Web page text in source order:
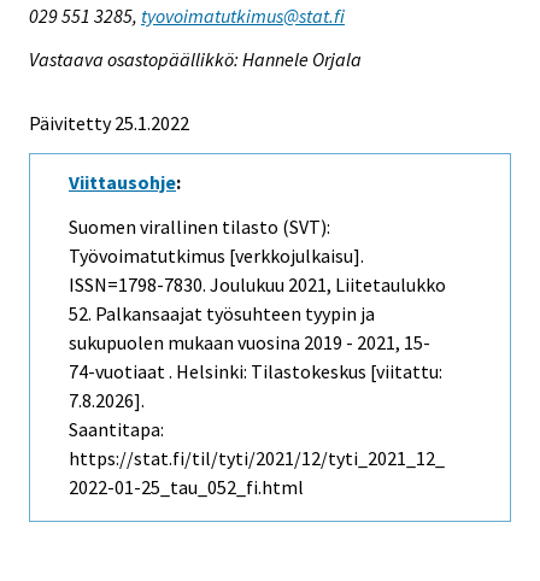
029 551 3285, tyovoimatutkimus@stat.fi
Vastaava osastopäällikkö: Hannele Orjala
Päivitetty 25.1.2022
Viittausohje:
Suomen virallinen tilasto (SVT):
Työvoimatutkimus [verkkojulkaisu].
ISSN=1798-7830. Joulukuu 2021, Liitetaulukko
52. Palkansaajat työsuhteen tyypin ja
sukupuolen mukaan vuosina 2019 - 2021, 15-
74-vuotiaat . Helsinki: Tilastokeskus [viitattu:
7.8.2026].
Saantitapa:
https://stat.fi/til/tyti/2021/12/tyti_2021_12_
2022-01-25_tau_052_fi.html